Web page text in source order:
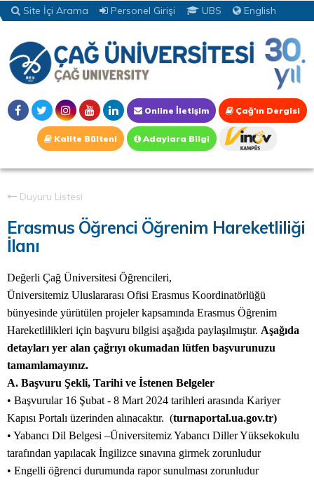
Site İçi Arama Personel Girişi UBS English
Online İletişim Çağ'ın Dergisi
Kalite Bülteni Adaylara Bilgi
Duyuru Listesi
Erasmus Öğrenci Öğrenim Hareketliliği
İlanı
Değerli Çağ Üniversitesi Öğrencileri,
Üniversitemiz Uluslararası Ofisi Erasmus Koordinatörlüğü
bünyesinde yürütülen projeler kapsamında Erasmus Öğrenim
Hareketlilikleri için başvuru bilgisi aşağıda paylaşılmıştır. Aşağıda
detayları yer alan çağrıyı okumadan lütfen başvurunuzu
tamamlamayınız.
A. Başvuru Şekli, Tarihi ve İstenen Belgeler
• Başvurular 16 Şubat - 8 Mart 2024 tarihleri arasında Kariyer
Kapısı Portalı üzerinden alınacaktır. (turnaportal.ua.gov.tr)
• Yabancı Dil Belgesi –Üniversitemiz Yabancı Diller Yüksekokulu
tarafından yapılacak İngilizce sınavına girmek zorunludur
• Engelli öğrenci durumunda rapor sunulması zorunludur